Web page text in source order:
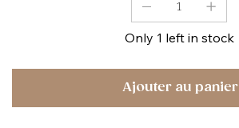
Only 1 left in stock
Ajouter au panier